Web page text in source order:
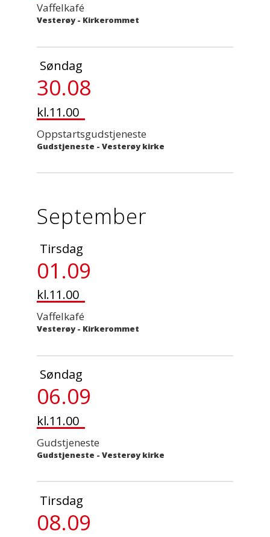
Vaffelkafé
Vesterøy - Kirkerommet
Søndag
30.08
kl.11.00
Oppstartsgudstjeneste
Gudstjeneste - Vesterøy kirke
September
Tirsdag
01.09
kl.11.00
Vaffelkafé
Vesterøy - Kirkerommet
Søndag
06.09
kl.11.00
Gudstjeneste
Gudstjeneste - Vesterøy kirke
Tirsdag
08.09